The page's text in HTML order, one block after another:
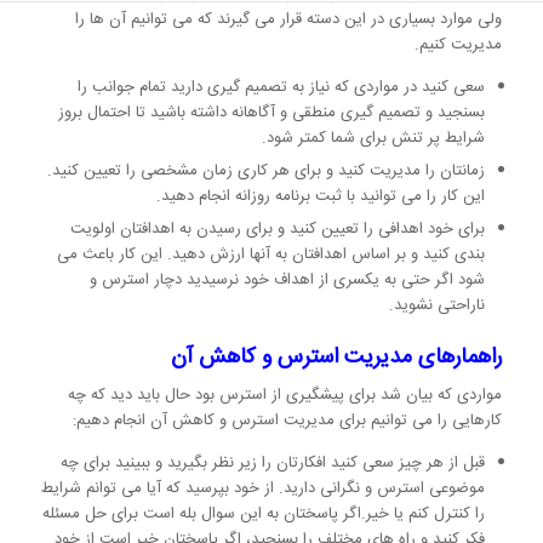
ولی موارد بسیاری در این دسته قرار می گیرند که می توانیم آن ها را
مدیریت کنیم.
سعی کنید در مواردی که نیاز به تصمیم گیری دارید تمام جوانب را
بسنجید و تصمیم گیری منطقی و آگاهانه داشته باشید تا احتمال بروز
شرایط پر تنش برای شما کمتر شود.
زمانتان را مدیریت کنید و برای هر کاری زمان مشخصی را تعیین کنید.
این کار را می توانید با ثبت برنامه روزانه انجام دهید.
برای خود اهدافی را تعیین کنید و برای رسیدن به اهدافتان اولویت
بندی کنید و بر اساس اهدافتان به آنها ارزش دهید. این کار باعث می
شود اگر حتی به یکسری از اهداف خود نرسیدید دچار استرس و
ناراحتی نشوید.
راهمارهای مدیریت استرس و کاهش آن
مواردی که بیان شد برای پیشگیری از استرس بود حال باید دید که چه
کارهایی را می توانیم برای مدیریت استرس و کاهش آن انجام دهیم:
قبل از هر چیز سعی کنید افکارتان را زیر نظر بگیرید و ببینید برای چه
موضوعی استرس و نگرانی دارید. از خود بپرسید که آیا می توانم شرایط
را کنترل کنم یا خیر.اگر پاسختان به این سوال بله است برای حل مسئله